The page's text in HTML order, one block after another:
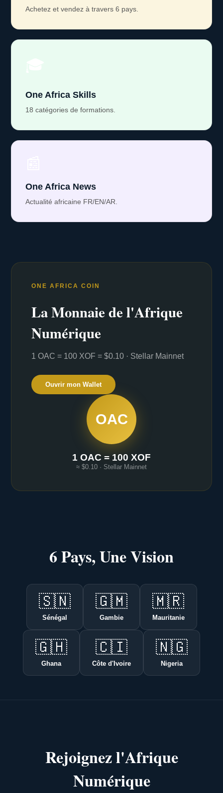
Achetez et vendez à travers 6 pays.
One Africa Skills
18 catégories de formations.
One Africa News
Actualité africaine FR/EN/AR.
ONE AFRICA COIN
La Monnaie de l'Afrique
Numérique
1 OAC = 100 XOF = $0.10 · Stellar Mainnet
Ouvrir mon Wallet
OAC
1 OAC = 100 XOF
≈ $0.10 · Stellar Mainnet
6 Pays, Une Vision
🇸🇳
Sénégal
🇬🇲
Gambie
🇲🇷
Mauritanie
🇬🇭
Ghana
🇨🇮
Côte d'Ivoire
🇳🇬
Nigeria
Rejoignez l'Afrique
Numérique